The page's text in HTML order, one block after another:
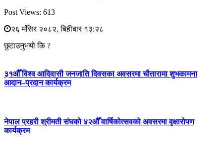
Post Views: 613
२६ मंसिर २०८२, बिहीबार १३:२८
छुटाउनुभयो कि ?
३१औँ विश्व आदिवासी जनजाति दिवसका अवसरमा चौतारामा शुभकामना
आदान–प्रदान कार्यक्रम
नेपाल प्रहरी श्रीमती संघको ४२औँ वार्षिकोत्सवको अवसरमा वृक्षारोपण
कार्यक्रम